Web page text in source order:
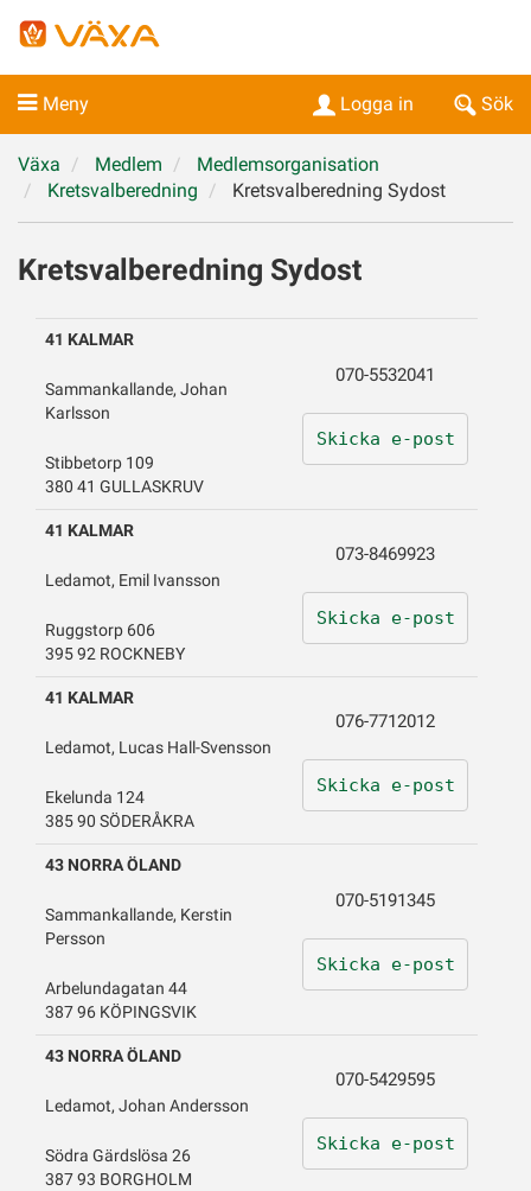
Meny Sök
Logga in
Växa Medlem
Medlemsorganisation
Kretsvalberedning
Kretsvalberedning Sydost
Kretsvalberedning Sydost
41 KALMAR
Sammankallande, Johan
Karlsson
Stibbetorp 109
380 41 GULLASKRUV
070-5532041
Skicka e-post
41 KALMAR
Ledamot, Emil Ivansson
Ruggstorp 606
395 92 ROCKNEBY
073-8469923
Skicka e-post
41 KALMAR
Ledamot, Lucas Hall-Svensson
Ekelunda 124
385 90 SÖDERÅKRA
076-7712012
Skicka e-post
43 NORRA ÖLAND
Sammankallande, Kerstin
Persson
Arbelundagatan 44
387 96 KÖPINGSVIK
070-5191345
Skicka e-post
43 NORRA ÖLAND
Ledamot, Johan Andersson
Södra Gärdslösa 26
387 93 BORGHOLM
070-5429595
Skicka e-post